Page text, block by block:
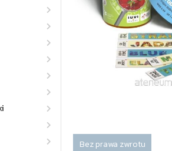
Bez prawa zwrotu